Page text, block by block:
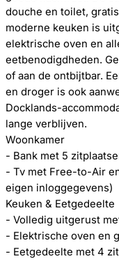
douche en toilet,
moderne keuken is
elektrische oven en
eetbenodigdheden.
of aan de ontbijtbar.
en droger is ook
Docklands-
lange verblijven.
Woonkamer
- Bank met 5
- Tv met Free-to-Air
eigen inloggegevens)
Keuken & Eetgedeelte
- Volledig uitgerust
- Elektrische oven en
- Eetgedeelte met 4